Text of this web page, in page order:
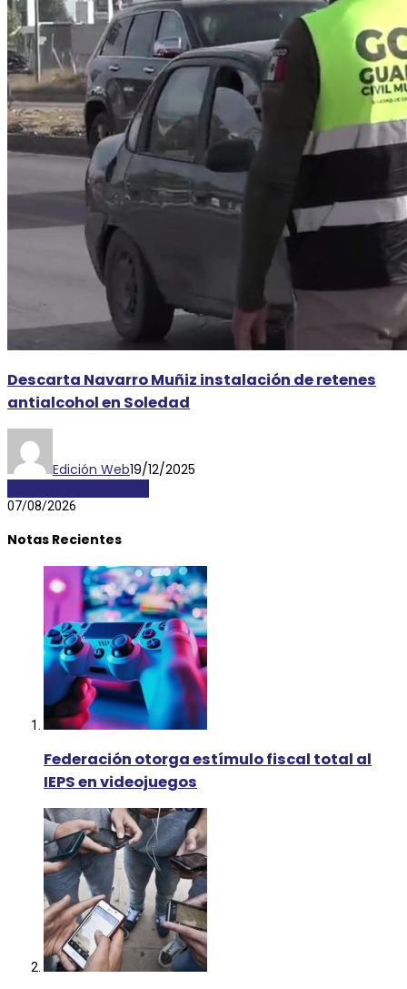
Descarta Navarro Muñiz instalación de retenes
antialcohol en Soledad
Edición Web19/12/2025
07/08/2026
Notas Recientes
Federación otorga estímulo fiscal total al
IEPS en videojuegos